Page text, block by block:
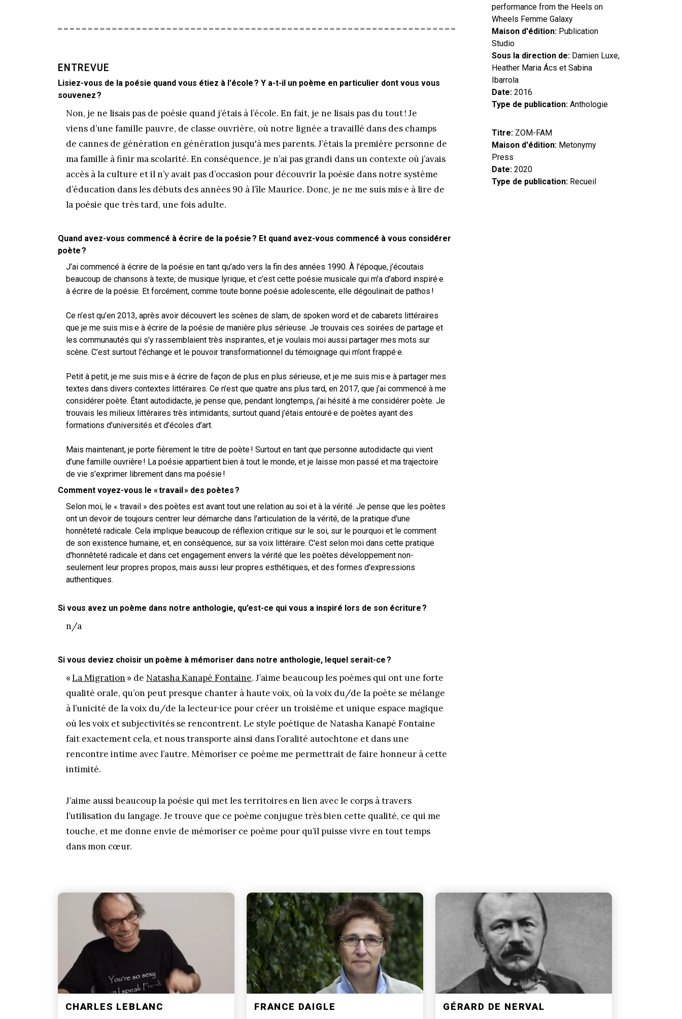
ENTREVUE
Lisiez-vous de la poésie quand vous étiez à l'école ? Y a-t-il un poème en particulier dont vous vous
souvenez ?
Non, je ne lisais pas de poésie quand j’étais à l’école. En fait, je ne lisais pas du tout ! Je
viens d’une famille pauvre, de classe ouvrière, où notre lignée a travaillé dans des champs
de cannes de génération en génération jusqu'à mes parents. J’étais la première personne de
ma famille à finir ma scolarité. En conséquence, je n’ai pas grandi dans un contexte où j’avais
accès à la culture et il n’y avait pas d’occasion pour découvrir la poésie dans notre système
d’éducation dans les débuts des années 90 à l’île Maurice. Donc, je ne me suis mis·e à lire de
la poésie que très tard, une fois adulte.
Quand avez-vous commencé à écrire de la poésie ? Et quand avez-vous commencé à vous considérer
poète ?
J’ai commencé à écrire de la poésie en tant qu’ado vers la fin des années 1990. À l’époque, j’écoutais
beaucoup de chansons à texte, de musique lyrique, et c’est cette poésie musicale qui m’a d’abord inspiré·e
à écrire de la poésie. Et forcément, comme toute bonne poésie adolescente, elle dégoulinait de pathos !
Ce n’est qu’en 2013, après avoir découvert les scènes de slam, de spoken word et de cabarets littéraires
que je me suis mis·e à écrire de la poésie de manière plus sérieuse. Je trouvais ces soirées de partage et
les communautés qui s’y rassemblaient très inspirantes, et je voulais moi aussi partager mes mots sur
scène. C’est surtout l’échange et le pouvoir transformationnel du témoignage qui m’ont frappé·e.
Petit à petit, je me suis mis·e à écrire de façon de plus en plus sérieuse, et je me suis mis·e à partager mes
textes dans divers contextes littéraires. Ce n’est que quatre ans plus tard, en 2017, que j’ai commencé à me
considérer poète. Étant autodidacte, je pense que, pendant longtemps, j’ai hésité à me considérer poète. Je
trouvais les milieux littéraires très intimidants, surtout quand j’étais entouré·e de poètes ayant des
formations d’universités et d’écoles d’art.
Mais maintenant, je porte fièrement le titre de poète ! Surtout en tant que personne autodidacte qui vient
d’une famille ouvrière ! La poésie appartient bien à tout le monde, et je laisse mon passé et ma trajectoire
de vie s’exprimer librement dans ma poésie !
Comment voyez-vous le « travail » des poètes ?
Selon moi, le « travail » des poètes est avant tout une relation au soi et à la vérité. Je pense que les poètes
ont un devoir de toujours centrer leur démarche dans l'articulation de la vérité, de la pratique d'une
honnêteté radicale. Cela implique beaucoup de réflexion critique sur le soi, sur le pourquoi et le comment
de son existence humaine, et, en conséquence, sur sa voix littéraire. C'est selon moi dans cette pratique
d'honnêteté radicale et dans cet engagement envers la vérité que les poètes développement non-
seulement leur propres propos, mais aussi leur propres esthétiques, et des formes d'expressions
authentiques.
Si vous avez un poème dans notre anthologie, qu’est-ce qui vous a inspiré lors de son écriture ?
n/a
Si vous deviez choisir un poème à mémoriser dans notre anthologie, lequel serait-ce ?
«La Migration » de Natasha Kanapé Fontaine. J’aime beaucoup les poèmes qui ont une forte
qualité orale, qu’on peut presque chanter à haute voix, où la voix du/de la poète se mélange
à l’unicité de la voix du/de la lecteur·ice pour créer un troisième et unique espace magique
où les voix et subjectivités se rencontrent. Le style poétique de Natasha Kanapé Fontaine
fait exactement cela, et nous transporte ainsi dans l’oralité autochtone et dans une
rencontre intime avec l’autre. Mémoriser ce poème me permettrait de faire honneur à cette
intimité.
J’aime aussi beaucoup la poésie qui met les territoires en lien avec le corps à travers
l’utilisation du langage. Je trouve que ce poème conjugue très bien cette qualité, ce qui me
touche, et me donne envie de mémoriser ce poème pour qu’il puisse vivre en tout temps
dans mon cœur.
performance from the Heels on
Wheels Femme Galaxy
Maison d'édition Publication
Studio
Sous la direction de Damien Luxe,
Heather Maria Ács et Sabina
Ibarrola
Date 2016
Type de publication Anthologie
Titre ZOM-FAM
Maison d'édition Metonymy
Press
Date 2020
Type de publication Recueil
CHARLES LEBLANC FRANCE DAIGLE GÉRARD DE NERVAL